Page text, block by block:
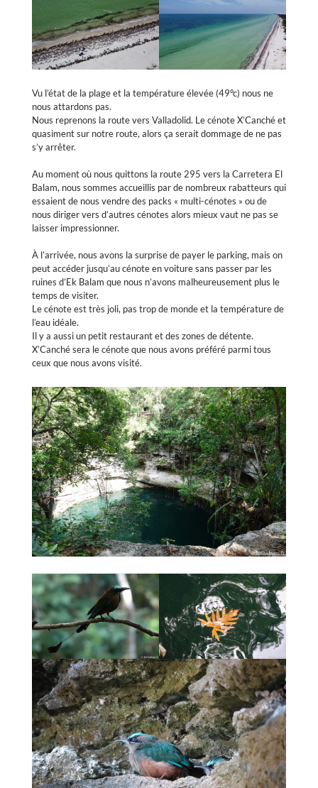
Vu l’état de la plage et la température élevée (49°c) nous ne
nous attardons pas.
Nous reprenons la route vers Valladolid. Le cénote X’Canché et
quasiment sur notre route, alors ça serait dommage de ne pas
s’y arrêter.
Au moment où nous quittons la route 295 vers la Carretera El
Balam, nous sommes accueillis par de nombreux rabatteurs qui
essaient de nous vendre des packs « multi-cénotes » ou de
nous diriger vers d’autres cénotes alors mieux vaut ne pas se
laisser impressionner.
À l’arrivée, nous avons la surprise de payer le parking, mais on
peut accéder jusqu’au cénote en voiture sans passer par les
ruines d’Ek Balam que nous n’avons malheureusement plus le
temps de visiter.
Le cénote est très joli, pas trop de monde et la température de
l’eau idéale.
Il y a aussi un petit restaurant et des zones de détente.
X’Canché sera le cénote que nous avons préféré parmi tous
ceux que nous avons visité.